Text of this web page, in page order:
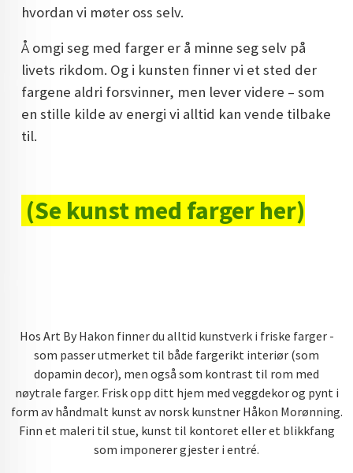
hvordan vi møter oss selv.
Å omgi seg med farger er å minne seg selv på
livets rikdom. Og i kunsten finner vi et sted der
fargene aldri forsvinner, men lever videre – som
en stille kilde av energi vi alltid kan vende tilbake
til.
(Se kunst med farger her)
Hos Art By Hakon finner du alltid kunstverk i friske farger -
som passer utmerket til både fargerikt interiør (som
dopamin decor), men også som kontrast til rom med
nøytrale farger. Frisk opp ditt hjem med veggdekor og pynt i
form av håndmalt kunst av norsk kunstner Håkon Morønning.
Finn et maleri til stue, kunst til kontoret eller et blikkfang
som imponerer gjester i entré.